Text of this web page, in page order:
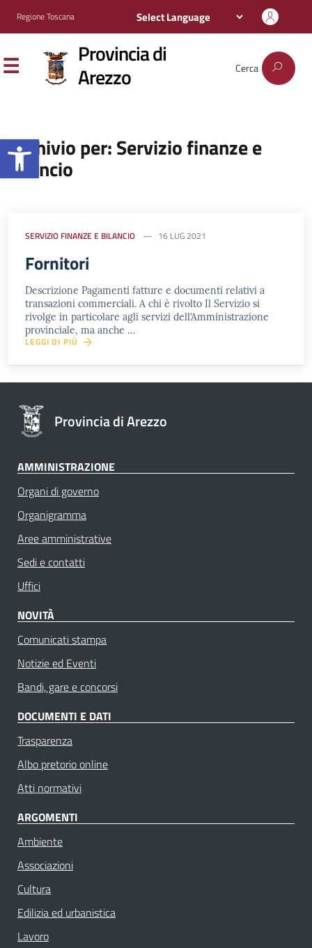
Apri la barra degli strumenti
Regione Toscana
Provincia di
Arezzo Cerca
Archivio per: Servizio finanze e
bilancio
SERVIZIO FINANZE E BILANCIO 16 LUG 2021
Fornitori
Descrizione Pagamenti fatture e documenti relativi a
transazioni commerciali. A chi è rivolto Il Servizio si
rivolge in particolare agli servizi dell’Amministrazione
provinciale, ma anche …
LEGGI DI PIÙ
Provincia di Arezzo
AMMINISTRAZIONE
Organi di governo
Organigramma
Aree amministrative
Sedi e contatti
Uffici
NOVITÀ
Comunicati stampa
Notizie ed Eventi
Bandi, gare e concorsi
DOCUMENTI E DATI
Trasparenza
Albo pretorio online
Atti normativi
ARGOMENTI
Ambiente
Associazioni
Cultura
Edilizia ed urbanistica
Lavoro